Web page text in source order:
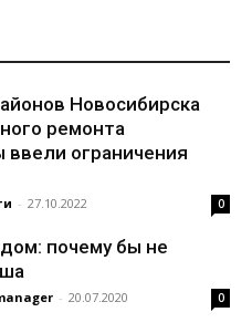
Новосибирска
ремонта
ввели ограничения
- 27.10.2022 0
почему бы не
- 20.07.2020 0